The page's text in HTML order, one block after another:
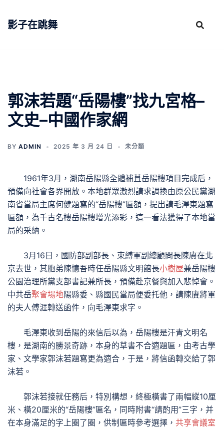
影子在跳舞
郭沫若題“岳陽樓”找九宮格–
文史–中國作家網
BY ADMIN 2025 年 3 月 24 日 未分類
1961年3月，湖南岳陽縣全體補葺岳陽樓項目完成后，
預備向社會各界開放。本地群眾激烈請求調換由原公民黨湖
南省當局主席何健題寫的“岳陽樓”匾額，提出請毛澤東題寫
匾額，為千古名樓岳陽樓增光添彩，這一看法獲得了本地當
局的采納。
3月16日，國防部副部長、束縛軍副總顧問長陳賡在北
京去世，其胞弟陳憶吾時任岳陽縣文明館長小樹屋兼岳陽樓
公園治理所黨支部書記兼所長，預備赴京餐與加入悲悼會。
中共岳聚會場地陽縣委、縣國民當局便委托他，請陳賡將軍
的夫人傅涯轉送函件，向毛澤東求字。
毛澤東收到岳陽的來信后以為，岳陽樓是汗青文明名
樓，是湖南的勝景奇跡，本身的草書不合適題匾，由考古學
家、文學家郭沫若題寫更為適合，于是，將信函轉交給了郭
沫若。
郭沫若接就任務后，特別構想，終極橫書了兩幅縱10厘
米、橫20厘米的“岳陽樓”匾名，同時附書“請酌用”三字，并
在本身滿足的字上圈了圈，供制匾時參考選擇， 共享會議室